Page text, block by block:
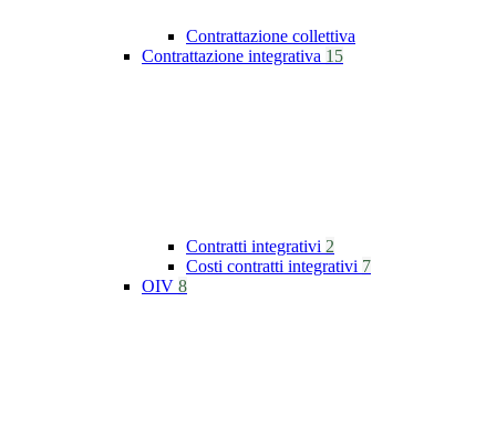
Contrattazione collettiva
Contrattazione integrativa 15
Contratti integrativi 2
Costi contratti integrativi 7
OIV 8